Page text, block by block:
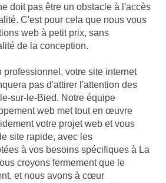
doit pas être un obstacle à l'accès
C'est pour cela que nous vous
web à petit prix, sans
de la conception.
professionnel, votre site internet
pas d'attirer l'attention des
sur-le-Bied. Notre équipe
web met tout en œuvre
votre projet web et vous
site rapide, avec les
à vos besoins spécifiques à La
croyons fermement que le
et nous avons à cœur